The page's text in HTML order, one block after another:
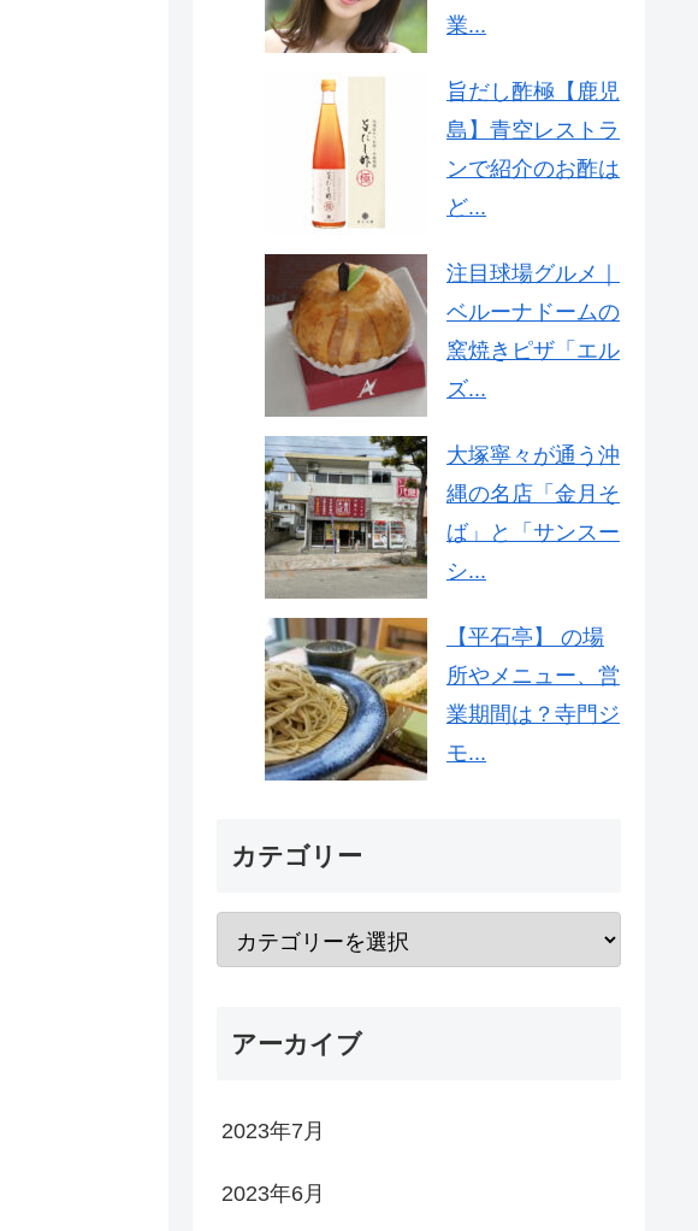
業...
旨だし酢極【鹿児
島】青空レストラ
ンで紹介のお酢は
ど...
注目球場グルメ｜
ベルーナドームの
窯焼きピザ「エル
ズ...
大塚寧々が通う沖
縄の名店「金月そ
ば」と「サンスー
シ...
【平石亭】 の場
所やメニュー、営
業期間は？寺門ジ
モ...
カテゴリー
アーカイブ
2023年7月
2023年6月